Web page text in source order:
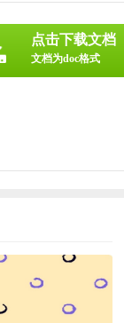
点击下载文档
文档为doc格式